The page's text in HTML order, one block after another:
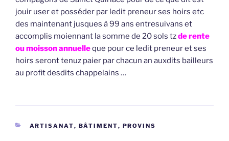
jouir user et posséder par ledit preneur ses hoirs etc
des maintenant jusques à 99 ans entresuivans et
accomplis moiennant la somme de 20 sols tzde rente
ou moisson annuelleque pour ce ledit preneur et ses
hoirs seront tenuz paier par chacun an auxdits bailleurs
au profit desdits chappelains …
CATÉGORIES
ARTISANAT, BÂTIMENT, PROVINS